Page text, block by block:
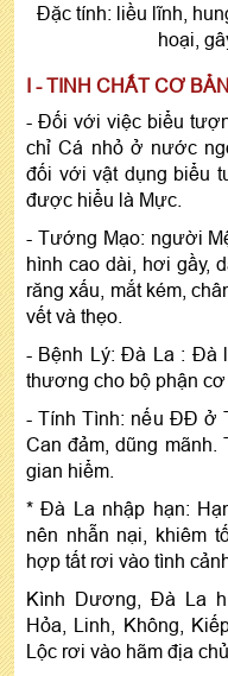
Đặc tính: liều lĩnh,
hoại,
I - TINH CHẤT CƠ
- Đối với việc biểu
chỉ Cá nhỏ ở nước
đối với vật dụng biểu
được hiểu là Mực.
- Tướng Mạo: người
hình cao dài, hơi gầy,
răng xấu, mắt kém,
vết và thẹo.
- Bệnh Lý: Đà La : Đà
thương cho bộ phận cơ
- Tính Tình: nếu ĐĐ ở
Can đảm, dũng mãnh.
gian hiểm.
* Đà La nhập hạn:
nên nhẫn nại, khiêm
hợp tất rơi vào tình
Kình Dương, Đà La
Hỏa, Linh, Không,
Lộc rơi vào hãm địa